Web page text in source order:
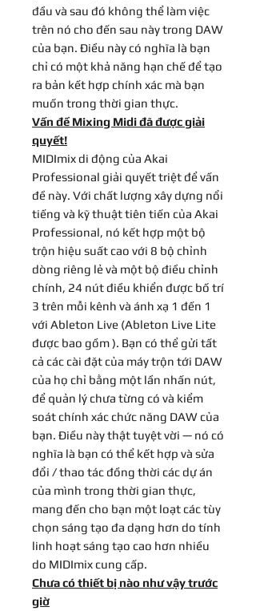
đầu và sau đó không thể làm việc
trên nó cho đến sau này trong DAW
của bạn. Điều này có nghĩa là bạn
chỉ có một khả năng hạn chế để tạo
ra bản kết hợp chính xác mà bạn
muốn trong thời gian thực.
Vấn đề Mixing Midi đã được giải
quyết!
MIDImix di động của Akai
Professional giải quyết triệt để vấn
đề này. Với chất lượng xây dựng nổi
tiếng và kỹ thuật tiên tiến của Akai
Professional, nó kết hợp một bộ
trộn hiệu suất cao với 8 bộ chỉnh
dòng riêng lẻ và một bộ điều chỉnh
chính, 24 nút điều khiển được bố trí
3 trên mỗi kênh và ánh xạ 1 đến 1
với Ableton Live (Ableton Live Lite
được bao gồm ). Bạn có thể gửi tất
cả các cài đặt của máy trộn tới DAW
của họ chỉ bằng một lần nhấn nút,
để quản lý chưa từng có và kiểm
soát chính xác chức năng DAW của
bạn. Điều này thật tuyệt vời — nó có
nghĩa là bạn có thể kết hợp và sửa
đổi / thao tác đồng thời các dự án
của mình trong thời gian thực,
mang đến cho bạn một loạt các tùy
chọn sáng tạo đa dạng hơn do tính
linh hoạt sáng tạo cao hơn nhiều
do MIDImix cung cấp.
Chưa có thiết bị nào như vậy trước
giờ